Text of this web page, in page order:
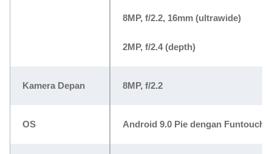
8MP, f/2.2, 16mm (ultrawide)
2MP, f/2.4 (depth)
Kamera Depan 8MP, f/2.2
OS Android 9.0 Pie dengan Funtouch 9